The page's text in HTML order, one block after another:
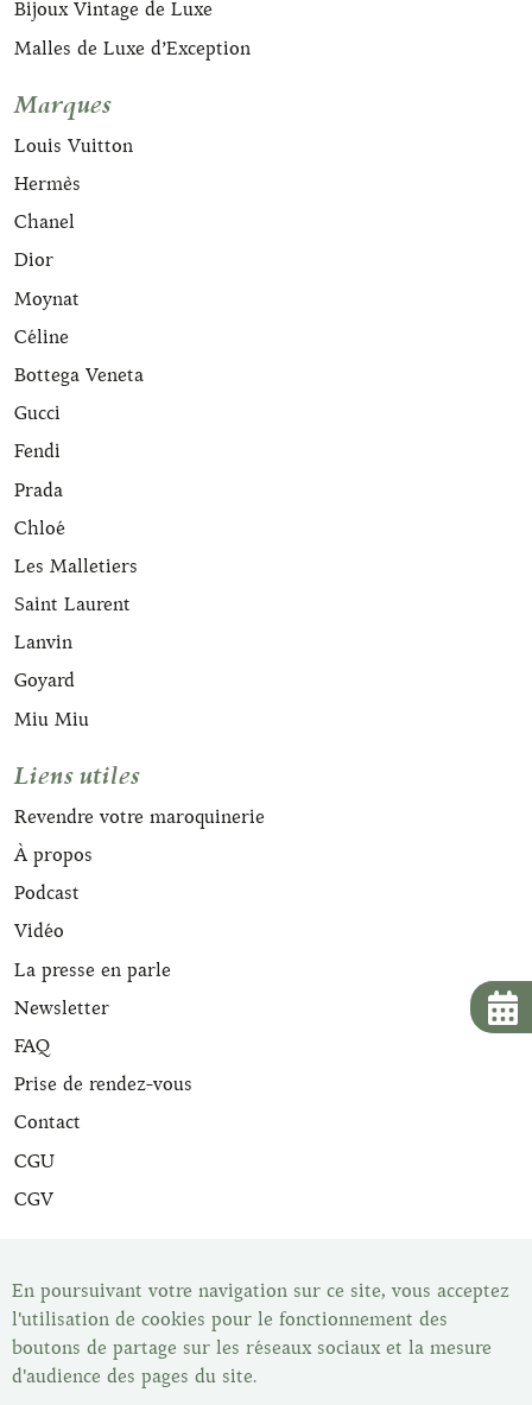
Bijoux Vintage de Luxe
Malles de Luxe d’Exception
Marques
Louis Vuitton
Hermès
Chanel
Dior
Moynat
Céline
Bottega Veneta
Gucci
Fendi
Prada
Chloé
Les Malletiers
Saint Laurent
Lanvin
Goyard
Miu Miu
Liens utiles
Revendre votre maroquinerie
À propos
Podcast
Vidéo
La presse en parle
Newsletter
FAQ
Prise de rendez-vous
Contact
CGU
CGV
livrés avec leur certificat d'expertise. Une fois votre article
acheté vous disposez du délai de rétractation légal de 14
jours pour changer d'avis. Vous pouvez retrouver tous nos
articles dans notre show-room, Les Malletiers, sur
rendez-vous.
En poursuivant votre navigation sur ce site, vous acceptez
l'utilisation de cookies pour le fonctionnement des
boutons de partage sur les réseaux sociaux et la mesure
d'audience des pages du site.